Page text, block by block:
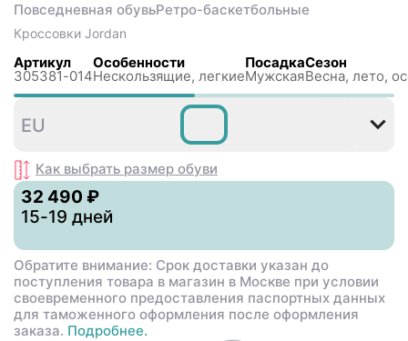
Повседневная обувьРетро-баскетбольные
Кроссовки Jordan
Артикул
305381-014
Особенности
Нескользящиe, легкие
Посадка
Мужская
Сезон
Весна, лето,
EU
Как выбрать размер обуви
32 490 ₽
15-19 дней
Обратите внимание: Срок доставки указан до
поступления товара в магазин в Москве при условии
своевременного предоставления паспортных данных
для таможенного оформления после оформления
заказа. Подробнее.